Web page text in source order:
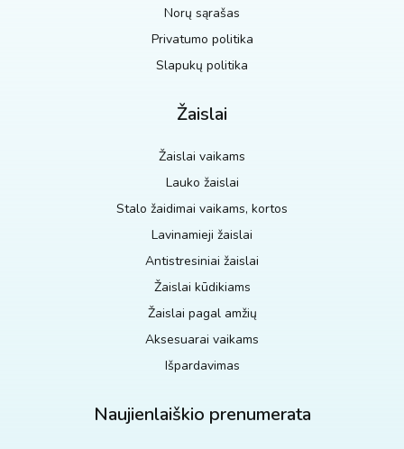
Norų sąrašas
Privatumo politika
Slapukų politika
Žaislai
Žaislai vaikams
Lauko žaislai
Stalo žaidimai vaikams, kortos
Lavinamieji žaislai
Antistresiniai žaislai
Žaislai kūdikiams
Žaislai pagal amžių
Aksesuarai vaikams
Išpardavimas
Naujienlaiškio prenumerata